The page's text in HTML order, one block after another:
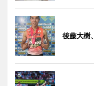
後藤大樹